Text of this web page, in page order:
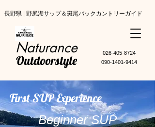
長野県 | 野尻湖サップ＆斑尾バックカントリーガイド
Naturance
Outdoorstyle
​026-405-8724
090-1401-9414
First SUP Experience
Beginner SUP